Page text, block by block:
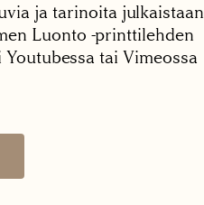
ja tarinoita julkaistaan
Luonto -printtilehden
tai Vimeossa